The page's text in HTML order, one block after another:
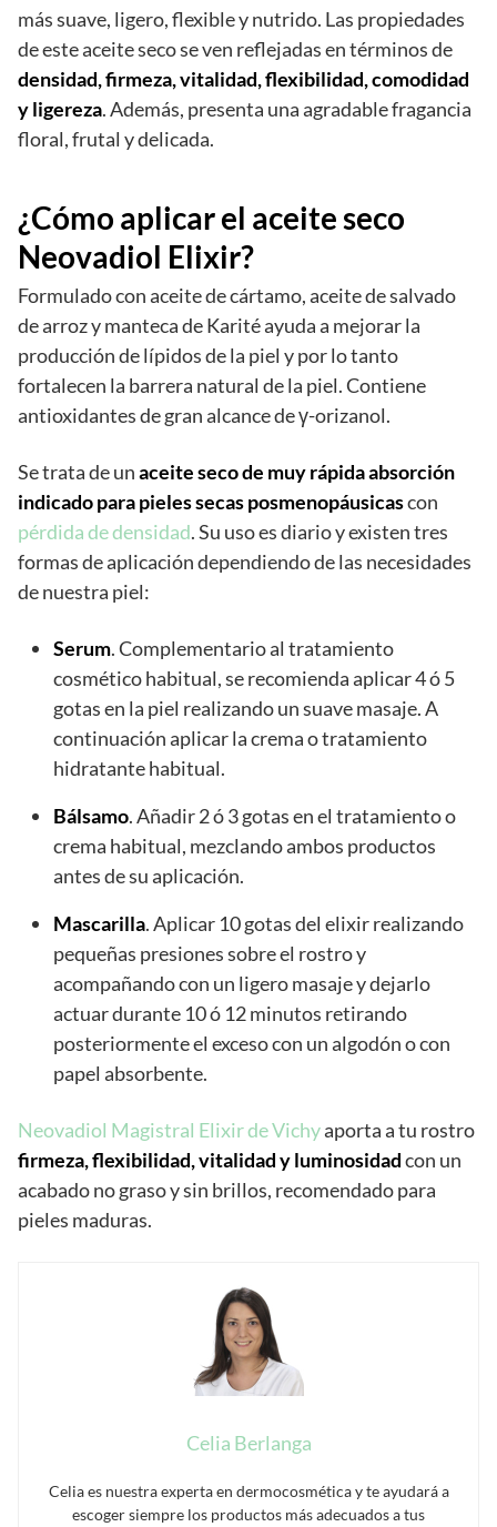
más suave, ligero, flexible y nutrido. Las propiedades
de este aceite seco se ven reflejadas en términos de
densidad, firmeza, vitalidad, flexibilidad, comodidad
y ligereza. Además, presenta una agradable fragancia
floral, frutal y delicada.
¿Cómo aplicar el aceite seco
Neovadiol Elixir?
Formulado con aceite de cártamo, aceite de salvado
de arroz y manteca de Karité ayuda a mejorar la
producción de lípidos de la piel y por lo tanto
fortalecen la barrera natural de la piel. Contiene
antioxidantes de gran alcance de γ-orizanol.
Se trata de unaceite seco de muy rápida absorción
indicado para pieles secas posmenopáusicascon
pérdida de densidad. Su uso es diario y existen tres
formas de aplicación dependiendo de las necesidades
de nuestra piel:
Serum. Complementario al tratamiento
cosmético habitual, se recomienda aplicar 4 ó 5
gotas en la piel realizando un suave masaje. A
continuación aplicar la crema o tratamiento
hidratante habitual.
Bálsamo. Añadir 2 ó 3 gotas en el tratamiento o
crema habitual, mezclando ambos productos
antes de su aplicación.
Mascarilla. Aplicar 10 gotas del elixir realizando
pequeñas presiones sobre el rostro y
acompañando con un ligero masaje y dejarlo
actuar durante 10 ó 12 minutos retirando
posteriormente el exceso con un algodón o con
papel absorbente.
Neovadiol Magistral Elixir de Vichyaporta a tu rostro
firmeza, flexibilidad, vitalidad y luminosidadcon un
acabado no graso y sin brillos, recomendado para
pieles maduras.
Celia Berlanga
Celia es nuestra experta en dermocosmética y te ayudará a
escoger siempre los productos más adecuados a tus